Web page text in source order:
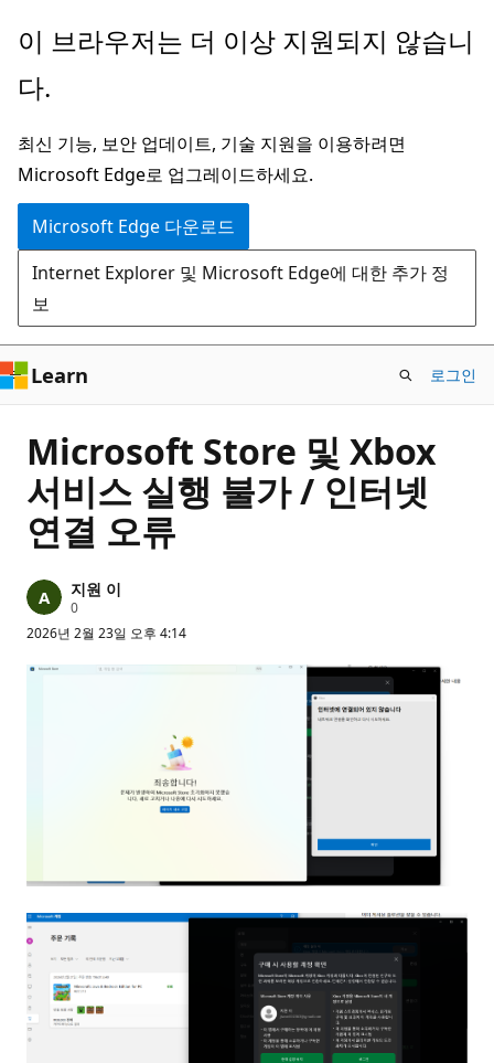
주
콘
츠
로
건
너
뛰
기
이 브라우저는 더 이상 지원되지 않습니
다.
최신 기능, 보안 업데이트, 기술 지원을 이용하려면
Microsoft Edge로 업그레이드하세요.
Microsoft Edge 다운로드
Internet Explorer 및 Microsoft Edge에 대한 추가 정
보
Learn 로그인
Microsoft Store 및 Xbox
서비스 실행 불가 / 인터넷
연결 오류
지원 이
0평
포
2026년 2월 23일 오후 4:14